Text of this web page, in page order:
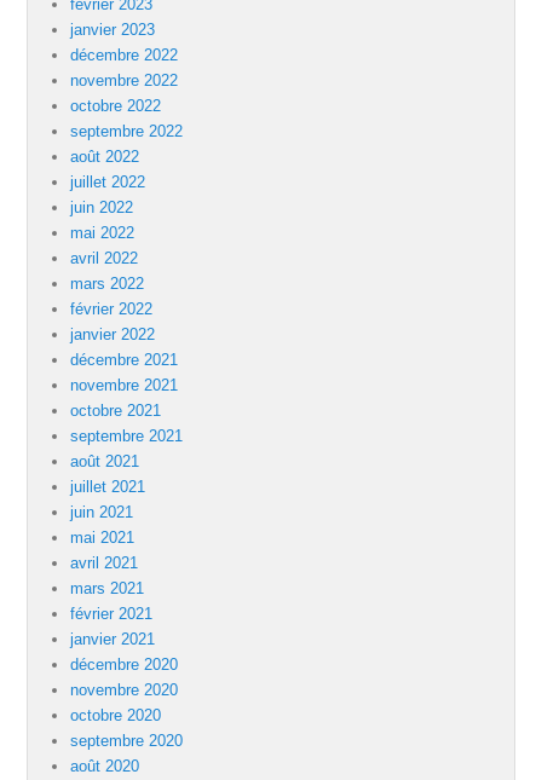
février 2023
janvier 2023
décembre 2022
novembre 2022
octobre 2022
septembre 2022
août 2022
juillet 2022
juin 2022
mai 2022
avril 2022
mars 2022
février 2022
janvier 2022
décembre 2021
novembre 2021
octobre 2021
septembre 2021
août 2021
juillet 2021
juin 2021
mai 2021
avril 2021
mars 2021
février 2021
janvier 2021
décembre 2020
novembre 2020
octobre 2020
septembre 2020
août 2020